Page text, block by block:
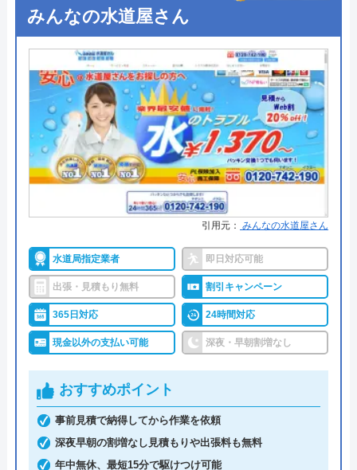
●定休日 年中無休
●出張見積もり 出張：3,300円
●支払い方法
現金、クレジットカード、銀行振
り込み、コンビニ決済、QR決済
●累計実績 ―
●保証・保険 施工日から3年間の保証制度
詳細は公式HPでご確認ください
公式サイトで
料金詳細を見る
今すぐ電話で相談する
0120-492-315
おおさか水道職人の基本情報
運営会社 株式会社N-Vision
みんなの水道屋さん
引用元： みんなの水道屋さん
水道局指定業者 即日対応可能
出張・見積もり無料 割引キャンペーン
365日対応 24時間対応
現金以外の支払い可能 深夜・早朝割増なし
おすすめポイント
事前見積で納得してから作業を依頼
深夜早朝の割増なし見積もりや出張料も無料
年中無休、最短15分で駆けつけ可能